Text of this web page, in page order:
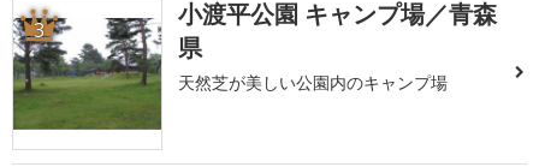
3
小渡平公園 キャンプ場／青森
県
天然芝が美しい公園内のキャンプ場